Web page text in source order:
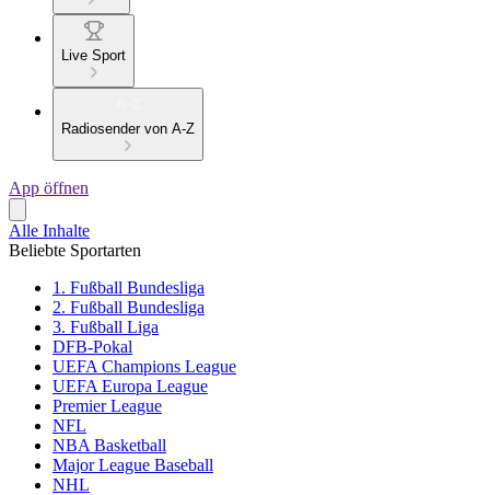
Live Sport
Radiosender von A-Z
App öffnen
Alle Inhalte
Beliebte Sportarten
1. Fußball Bundesliga
2. Fußball Bundesliga
3. Fußball Liga
DFB-Pokal
UEFA Champions League
UEFA Europa League
Premier League
NFL
NBA Basketball
Major League Baseball
NHL